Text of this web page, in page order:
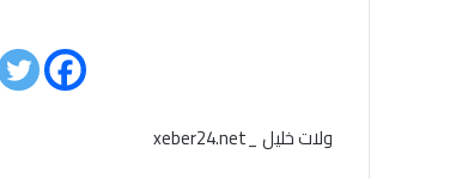
ولات خليل _xeber24.net